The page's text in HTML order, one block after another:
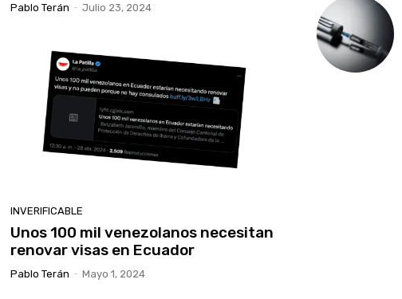
Pablo Terán - Julio 23, 2024
INVERIFICABLE
Unos 100 mil venezolanos necesitan
renovar visas en Ecuador
Pablo Terán - Mayo 1, 2024